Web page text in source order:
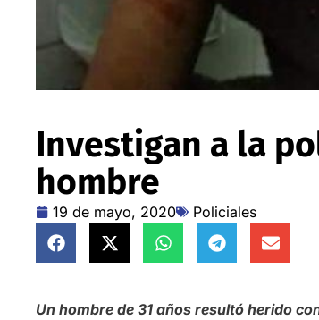
Investigan a la
hombre
19 de mayo, 2020 Policiales
Un hombre de 31 años resultó herido